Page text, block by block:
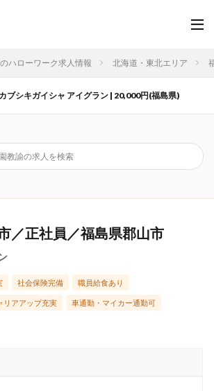
ハローワーク求人情報 北海道・東北エリア
ブシキガイシャ アイグラン | 20,000円(福島県)
／正社員／福島県郡山市
社会保険完備 職員給食あり
リアアップ充実 車通勤・マイカー通勤可